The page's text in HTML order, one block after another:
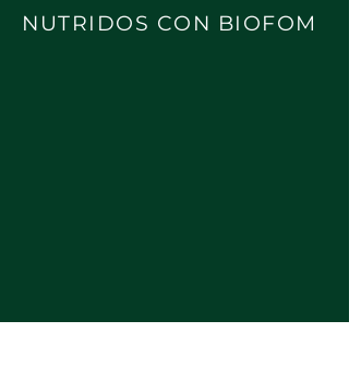
NUTRIDOS CON BIOFOM